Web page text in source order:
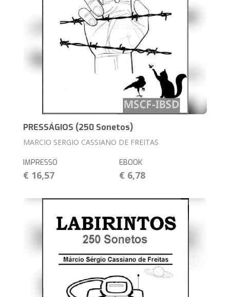
PRESSÁGIOS (250 Sonetos)
MARCIO SERGIO CASSIANO DE FREITAS
IMPRESSO
€ 16,57
EBOOK
€ 6,78